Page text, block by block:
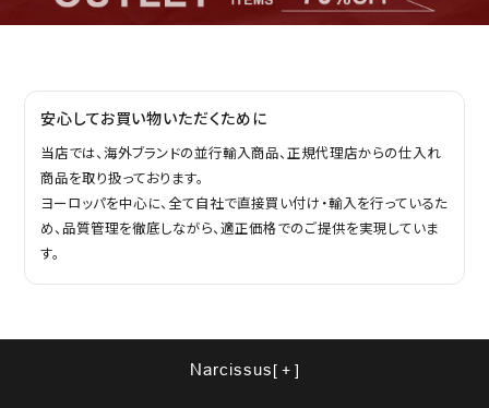
安心してお買い物いただくために
当店では、海外ブランドの並行輸入商品、正規代理店からの仕入れ
商品を取り扱っております。
ヨーロッパを中心に、全て自社で直接買い付け・輸入を行っているた
め、品質管理を徹底しながら、適正価格でのご提供を実現していま
す。
Narcissus